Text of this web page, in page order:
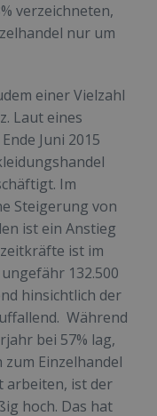
verzeichneten,
nur um
einer Vielzahl
Laut eines
Juni 2015
Im
Steigerung von
ist ein Anstieg
ist im
132.500
hinsichtlich der
Während
bei 57% lag,
zum Einzelhandel
arbeiten, ist der
hoch. Das hat